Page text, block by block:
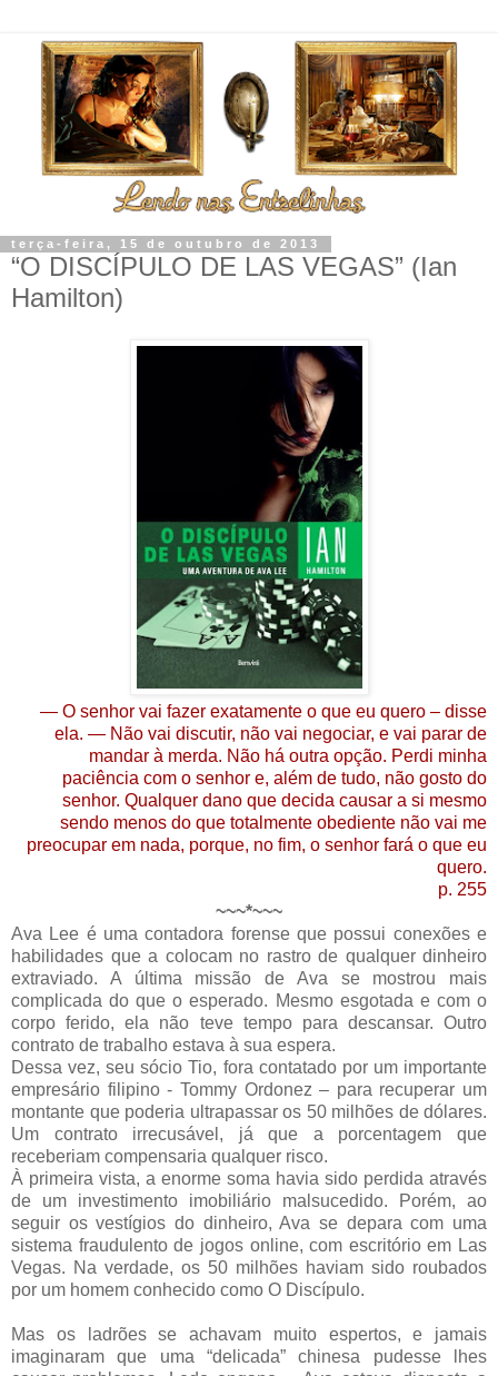
terça-feira, 15 de outubro de 2013
“O DISCÍPULO DE LAS VEGAS” (Ian
Hamilton)
— O senhor vai fazer exatamente o que eu quero – disse
ela. — Não vai discutir, não vai negociar, e vai parar de
mandar à merda. Não há outra opção. Perdi minha
paciência com o senhor e, além de tudo, não gosto do
senhor. Qualquer dano que decida causar a si mesmo
sendo menos do que totalmente obediente não vai me
preocupar em nada, porque, no fim, o senhor fará o que eu
quero.
p. 255
~~~*~~~
Ava Lee é uma contadora forense que possui conexões e
habilidades que a colocam no rastro de qualquer dinheiro
extraviado. A última missão de Ava se mostrou mais
complicada do que o esperado. Mesmo esgotada e com o
corpo ferido, ela não teve tempo para descansar. Outro
contrato de trabalho estava à sua espera.
Dessa vez, seu sócio Tio, fora contatado por um importante
empresário filipino - Tommy Ordonez – para recuperar um
montante que poderia ultrapassar os 50 milhões de dólares.
Um contrato irrecusável, já que a porcentagem que
receberiam compensaria qualquer risco.
À primeira vista, a enorme soma havia sido perdida através
de um investimento imobiliário malsucedido. Porém, ao
seguir os vestígios do dinheiro, Ava se depara com uma
sistema fraudulento de jogos online, com escritório em Las
Vegas. Na verdade, os 50 milhões haviam sido roubados
por um homem conhecido como O Discípulo.
Mas os ladrões se achavam muito espertos, e jamais
imaginaram que uma “delicada” chinesa pudesse lhes